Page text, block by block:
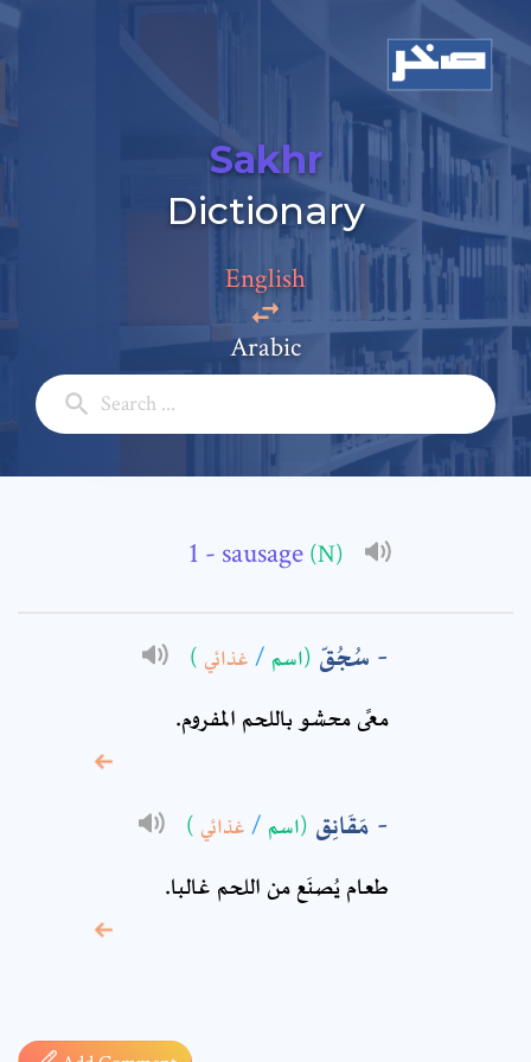
Sakhr
Dictionary
English
Arabic
- sausage (N)
سُجُقّ (اسم / غذائي )
معًى محشو باللحم المفروم‏.
مَقَانِق (اسم / غذائي )
طعام يُصنَع من اللحم غالبا.
Add a comment
Full Name: *
* sign, it means are
required fields